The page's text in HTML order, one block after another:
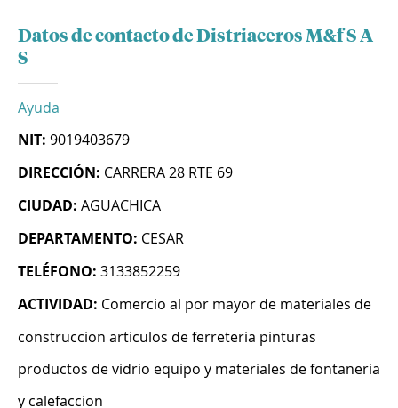
Datos de contacto de Distriaceros M&f S A
S
Ayuda
NIT: 9019403679
DIRECCIÓN: CARRERA 28 RTE 69
CIUDAD: AGUACHICA
DEPARTAMENTO: CESAR
TELÉFONO: 3133852259
ACTIVIDAD: Comercio al por mayor de materiales de
construccion articulos de ferreteria pinturas
productos de vidrio equipo y materiales de fontaneria
y calefaccion